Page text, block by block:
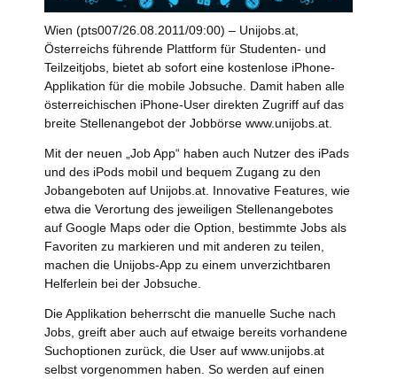
Wien (pts007/26.08.2011/09:00) – Unijobs.at,
Österreichs führende Plattform für Studenten- und
Teilzeitjobs, bietet ab sofort eine kostenlose iPhone-
Applikation für die mobile Jobsuche. Damit haben alle
österreichischen iPhone-User direkten Zugriff auf das
breite Stellenangebot der Jobbörse www.unijobs.at.
Mit der neuen „Job App“ haben auch Nutzer des iPads
und des iPods mobil und bequem Zugang zu den
Jobangeboten auf Unijobs.at. Innovative Features, wie
etwa die Verortung des jeweiligen Stellenangebotes
auf Google Maps oder die Option, bestimmte Jobs als
Favoriten zu markieren und mit anderen zu teilen,
machen die Unijobs-App zu einem unverzichtbaren
Helferlein bei der Jobsuche.
Die Applikation beherrscht die manuelle Suche nach
Jobs, greift aber auch auf etwaige bereits vorhandene
Suchoptionen zurück, die User auf www.unijobs.at
selbst vorgenommen haben. So werden auf einen